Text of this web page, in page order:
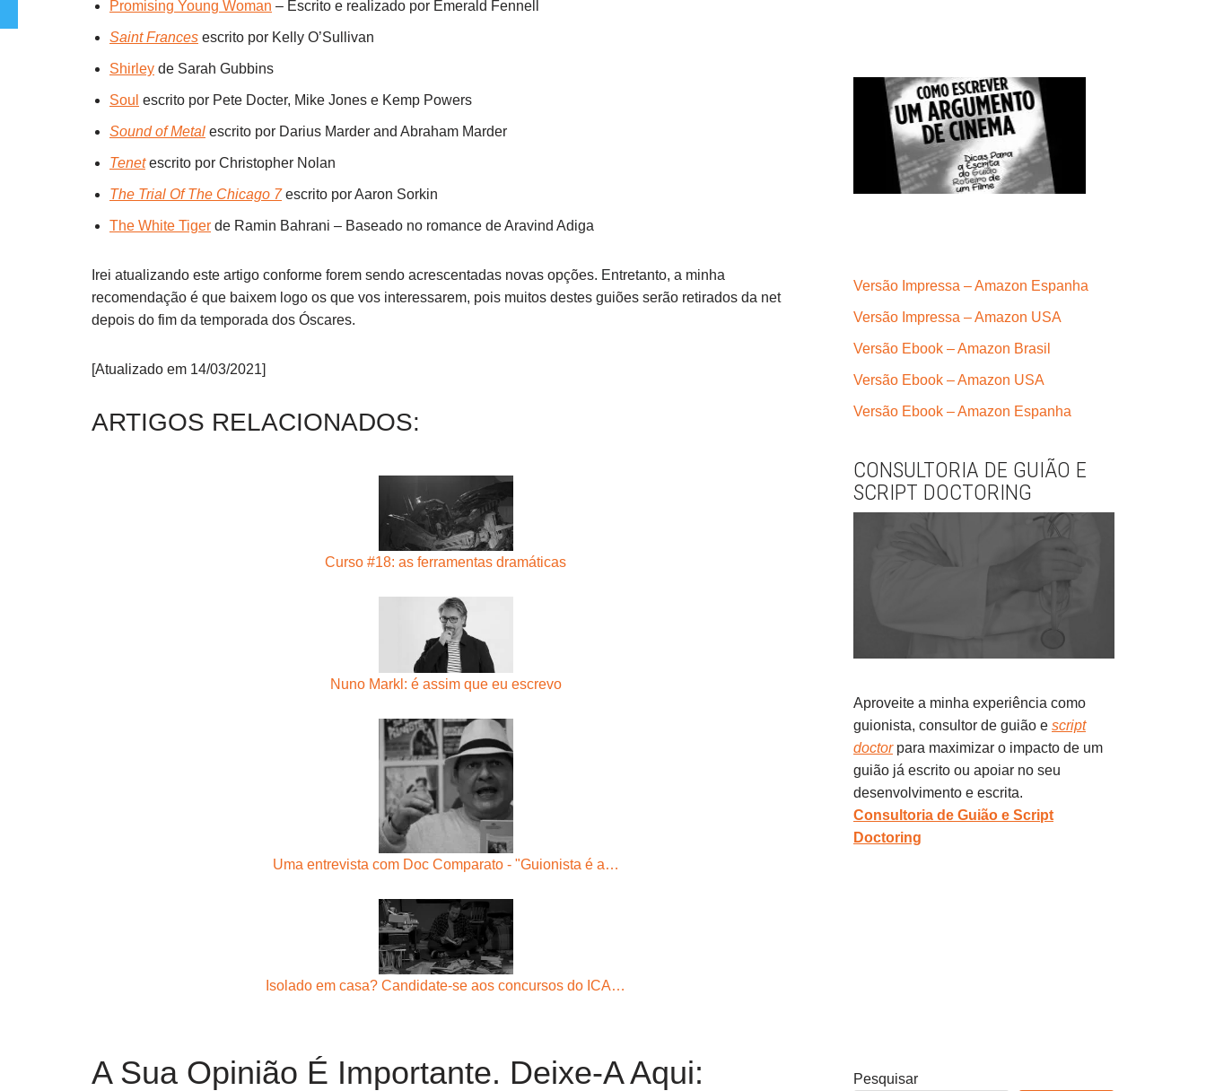
Promising Young Woman – Escrito e realizado por Emerald Fennell
Saint Frances escrito por Kelly O’Sullivan
Shirley de Sarah Gubbins
Soul escrito por Pete Docter, Mike Jones e Kemp Powers
Sound of Metal escrito por Darius Marder and Abraham Marder
Tenet escrito por Christopher Nolan
The Trial Of The Chicago 7escrito por Aaron Sorkin
The White Tiger de Ramin Bahrani – Baseado no romance de Aravind Adiga
Irei atualizando este artigo conforme forem sendo acrescentadas novas opções. Entretanto, a minha
recomendação é que baixem logo os que vos interessarem, pois muitos destes guiões serão retirados da net
depois do fim da temporada dos Óscares.
[Atualizado em 14/03/2021]
ARTIGOS RELACIONADOS:
Curso #18: as ferramentas dramáticas
Nuno Markl: é assim que eu escrevo
Uma entrevista com Doc Comparato - "Guionista é a…
Isolado em casa? Candidate-se aos concursos do ICA…
A Sua Opinião É Importante. Deixe-A Aqui:
Versão Impressa – Amazon Espanha
Versão Impressa – Amazon USA
Versão Ebook – Amazon Brasil
Versão Ebook – Amazon USA
Versão Ebook – Amazon Espanha
CONSULTORIA DE GUIÃO E
SCRIPT DOCTORING
Aproveite a minha experiência como
guionista, consultor de guião e script
doctorpara maximizar o impacto de um
guião já escrito ou apoiar no seu
desenvolvimento e escrita.
Consultoria de Guião e Script
Doctoring
Pesquisar